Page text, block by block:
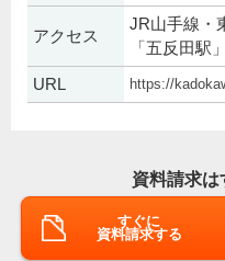
アクセス
JR山手線・
「五反田駅
URL
https://
資料請求は
すぐに
資料請求する